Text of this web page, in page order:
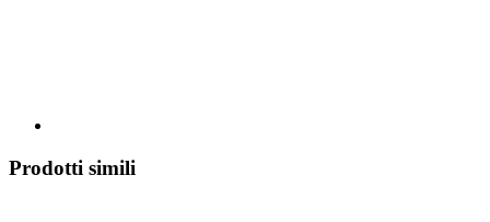
Prodotti simili